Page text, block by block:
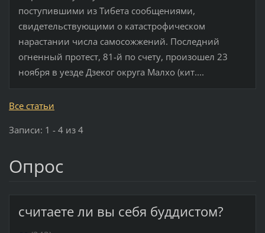
поступившими из Тибета сообщениями,
свидетельствующими о катастрофическом
нарастании числа самосожжений. Последний
огненный протест, 81-й по счету, произошел 23
ноября в уезде Дзеког округа Малхо (кит....
Все статьи
Записи: 1 - 4 из 4
Опрос
считаете ли вы себя буддистом?